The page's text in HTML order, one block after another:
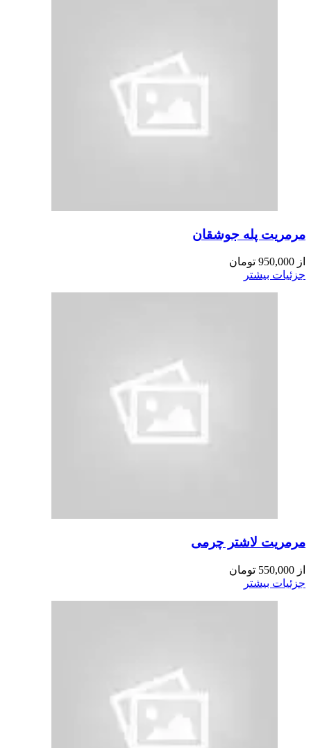
مرمریت پله جوشقان
از 950,000 تومان
جزئیات بیشتر
مرمریت لاشتر چرمی
از 550,000 تومان
جزئیات بیشتر